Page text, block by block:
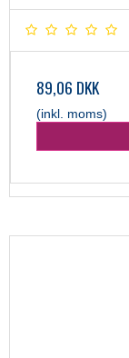
89,06 DKK
(inkl. moms)